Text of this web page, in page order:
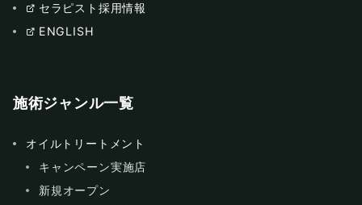
セラピスト採用情報
ENGLISH
施術ジャンル一覧
オイルトリートメント
キャンペーン実施店
新規オープン